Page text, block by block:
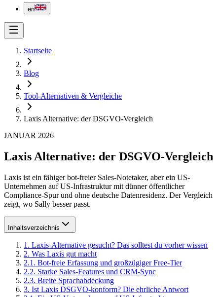
en
Startseite
Blog
Tool-Alternativen & Vergleiche
Laxis Alternative: der DSGVO-Vergleich
JANUAR 2026
Laxis Alternative: der DSGVO-Vergleich
Laxis ist ein fähiger bot-freier Sales-Notetaker, aber ein US-
Unternehmen auf US-Infrastruktur mit dünner öffentlicher
Compliance-Spur und ohne deutsche Datenresidenz. Der Vergleich
zeigt, wo Sally besser passt.
Inhaltsverzeichnis
1 . Laxis-Alternative gesucht? Das solltest du vorher wissen
2. Was Laxis gut macht
2.1 . Bot-freie Erfassung und großzügiger Free-Tier
2.2. Starke Sales-Features und CRM-Sync
2.3. Breite Sprachabdeckung
3. Ist Laxis DSGVO-konform? Die ehrliche Antwort